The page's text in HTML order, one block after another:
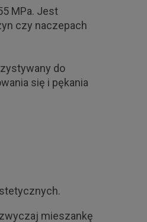
MPa. Jest
czy naczepach
do
się i pękania
mieszankę